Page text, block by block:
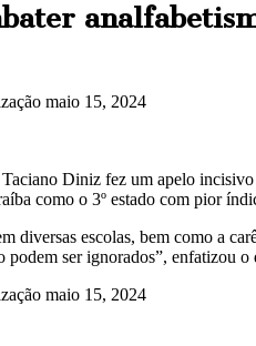
maio 15, 2024
Diniz fez um apelo
como o 3º estado com pior
diversas escolas, bem como a
podem ser ignorados”, enfatizou o
maio 15, 2024